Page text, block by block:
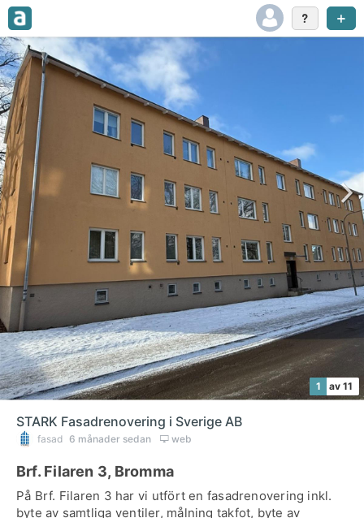
1 av 11
STARK Fasadrenovering i Sverige AB
fasad 6 månader sedan web
Brf. Filaren 3, Bromma
På Brf. Filaren 3 har vi utfört en fasadrenovering inkl.
byte av samtliga ventiler, målning takfot, byte av